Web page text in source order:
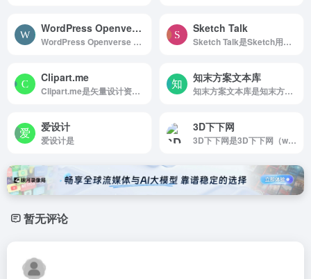
WordPress Openverse 免费图片搜索引擎
WordPress Openverse 免费图片搜索引擎是6亿张图片素材免费搜索下载
Sketch Talk
Sketch Talk是Sketch用户交流论坛
Clipart.me
Clipart.me是矢量设计资源与PSD设计资源搜索下载
知末方案文本库
知末方案文本库是知末方案文本库提供项建筑、...
爱设计
爱设计是
3D下下网
3D下下网是3D下下网（www.3dxx.cn） 以提供高端品质、最全最多的设计素材资源为出发点，涵盖 3D模型、SU模型、全景模型、材质灯光、施工图、设计案例、常用软件等素材资源。
暂无评论